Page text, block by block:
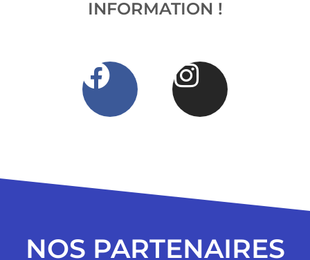
INFORMATION !
NOS PARTENAIRES